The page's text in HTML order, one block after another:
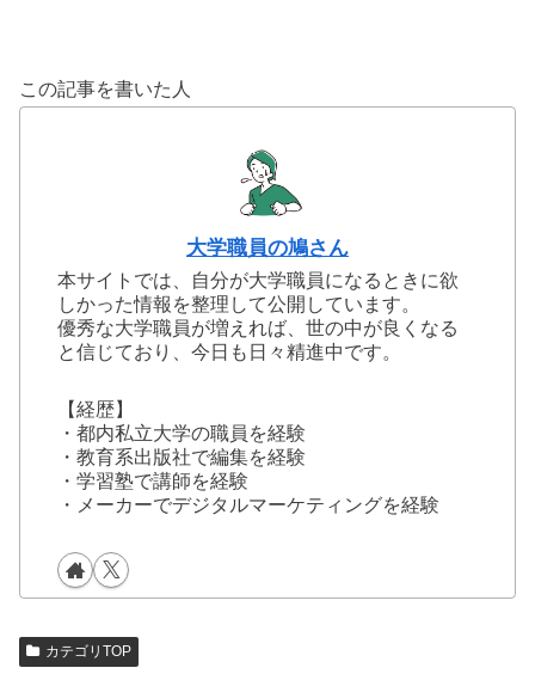
この記事を書いた人
大学職員の鳩さん
本サイトでは、自分が大学職員になるときに欲
しかった情報を整理して公開しています。
優秀な大学職員が増えれば、世の中が良くなる
と信じており、今日も日々精進中です。
【経歴】
・都内私立大学の職員を経験
・教育系出版社で編集を経験
・学習塾で講師を経験
・メーカーでデジタルマーケティングを経験
カテゴリTOP